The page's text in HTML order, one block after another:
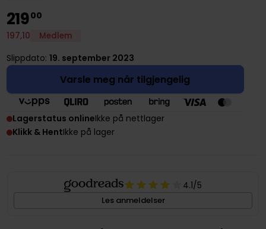
21900
197,10 Medlem
Slippdato: 19. september 2023
Varsle meg når tilgjengelig
Lagerstatus onlineIkke på nettlager
Klikk & HentIkke på lager
4.1/5
Les anmeldelser